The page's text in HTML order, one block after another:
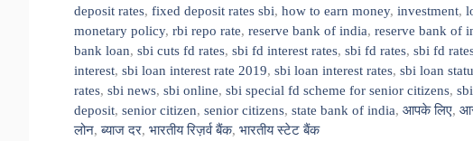
deposit rates, fixed deposit rates sbi, how to earn money, investment,
monetary policy, rbi repo rate, reserve bank of india, reserve bank of
bank loan, sbi cuts fd rates, sbi fd interest rates, sbi fd rates, sbi fd
interest, sbi loan interest rate 2019, sbi loan interest rates, sbi loan
rates, sbi news, sbi online, sbi special fd scheme for senior citizens,
deposit, senior citizen, senior citizens, state bank of india, आपके लिए,
लोन,ब्याज दर, भारतीय रिज़र्व बैंक, भारतीय स्टेट बैंक